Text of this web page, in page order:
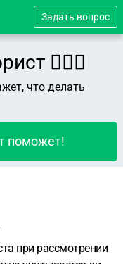
Задать вопрос
👨🏻‍⚖️
что делать
поможет!
при рассмотрении